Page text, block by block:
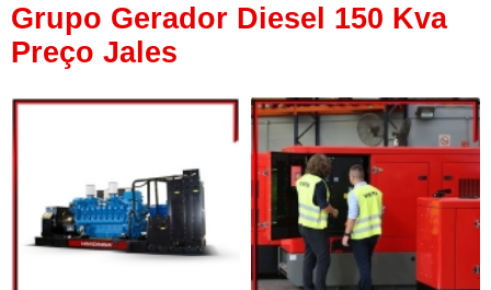
Grupo Gerador Diesel 150 Kva
Preço Jales